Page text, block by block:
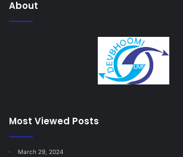
About
Most Viewed Posts
March 29, 2024